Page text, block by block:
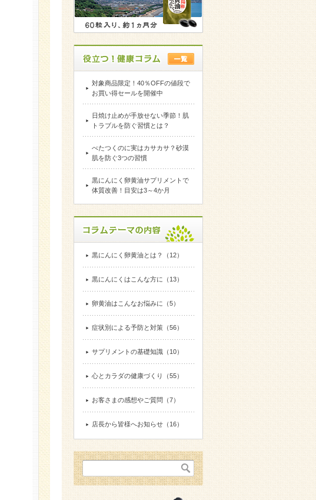
対象商品限定！40％OFFの値段で
お買い得セールを開催中
日焼け止めが手放せない季節！肌
トラブルを防ぐ習慣とは？
べたつくのに実はカサカサ？砂漠
肌を防ぐ3つの習慣
黒にんにく卵黄油サプリメントで
体質改善！目安は3～4か月
黒にんにく卵黄油とは？（12）
黒にんにくはこんな方に（13）
卵黄油はこんなお悩みに（5）
症状別による予防と対策（56）
サプリメントの基礎知識（10）
心とカラダの健康づくり（55）
お客さまの感想やご質問（7）
店長から皆様へお知らせ（16）